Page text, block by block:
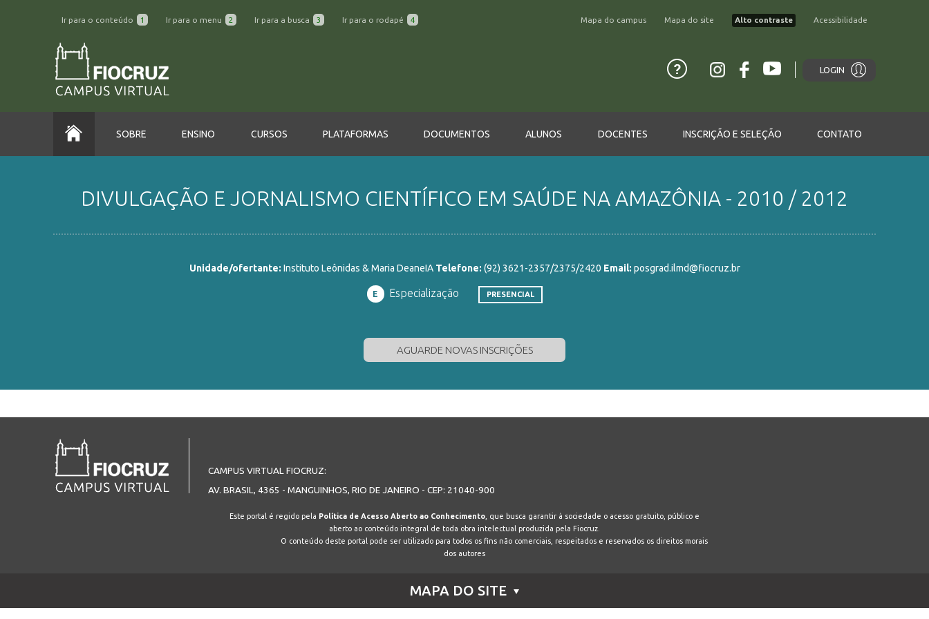
Ir para o conteúdo 1 Ir para o menu 2 Ir para a busca 3 Ir para o rodapé 4 Mapa do campus Mapa do site Alto contraste Acessibilidade
LOGIN
SOBRE ENSINO CURSOS PLATAFORMAS DOCUMENTOS ALUNOS DOCENTES INSCRIÇÃO E SELEÇÃO CONTATO
DIVULGAÇÃO E JORNALISMO CIENTÍFICO EM SAÚDE NA AMAZÔNIA - 2010 / 2012
Unidade/ofertante: Instituto Leônidas & Maria DeaneIA Telefone: (92) 3621-2357/2375/2420 Email: posgrad.ilmd@fiocruz.br
E Especialização PRESENCIAL
AGUARDE NOVAS INSCRIÇÕES
CAMPUS VIRTUAL FIOCRUZ:
AV. BRASIL, 4365 - MANGUINHOS, RIO DE JANEIRO - CEP: 21040-900
Este portal é regido pela Política de Acesso Aberto ao Conhecimento , que busca garantir à sociedade o acesso gratuito, público e
aberto ao conteúdo integral de toda obra intelectual produzida pela Fiocruz.
O conteúdo deste portal pode ser utilizado para todos os fins não comerciais, respeitados e reservados os direitos morais
dos autores
MAPA DO SITE